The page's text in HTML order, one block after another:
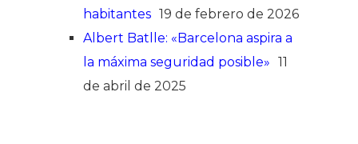
habitantes 19 de febrero de 2026
Albert Batlle: «Barcelona aspira a
la máxima seguridad posible» 11
de abril de 2025